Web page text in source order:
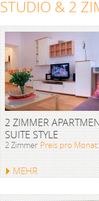
STUDIO & 2
2 ZIMMER
SUITE STYLE
2 Zimmer Preis pro
MEHR